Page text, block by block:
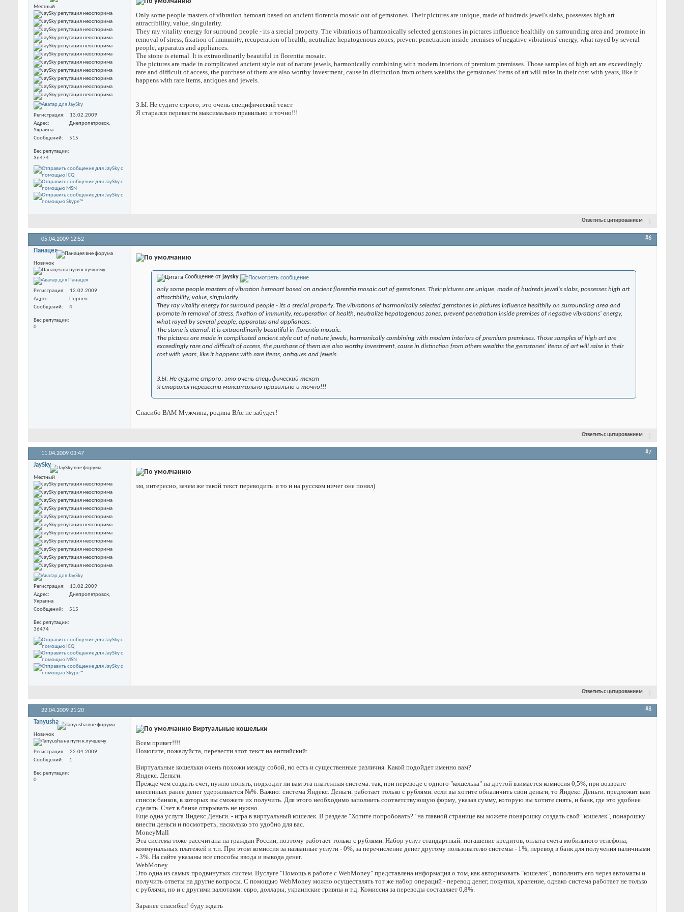
Местный
Регистрация
13.02.2009
Адрес
Днепропетровск,
Украина
Сообщений
515
Вес репутации
36474
Only some people masters of vibration hemoart based on ancient florentia mosaic out of gemstones. Their pictures are unique, made of hudreds jewel's slabs, possesses high art
attractibility, value, singularity.
They ray vitality energy for surround people - its a srecial property. The vibrations of harmonically selected gemstones in pictures influence healthily on surrounding area and promote in
removal of stress, fixation of immunity, recuperation of health, neutralize hepatogenous zones, prevent penetration inside premises of negative vibrations' energy, what rayed by several
people, apparatus and appliances.
The stone is eternal. It is extraordinarily beautiful in florentia mosaic.
The pictures are made in complicated ancient style out of nature jewels, harmonically combining with modern interiors of premium premisses. Those samples of high art are exceedingly
rare and difficult of access, the purchase of them are also worthy investment, cause in distinction from others wealths the gemstones' items of art will raise in their cost with years, like it
happens with rare items, antiques and jewels.
З.Ы. Не судите строго, это очень специфический текст
Я старался перевести максимально правильно и точно!!!
Ответить с цитированием
05.04.2009 12:52 #6
Панацея
Новичок
Регистрация
12.02.2009
Адрес
Порнео
Сообщений
4
Вес репутации
0
Сообщение от jaysky
only some people masters of vibration hemoart based on ancient florentia mosaic out of gemstones. Their pictures are unique, made of hudreds jewel's slabs, possesses high art
attractibility, value, singularity.
They ray vitality energy for surround people - its a srecial property. The vibrations of harmonically selected gemstones in pictures influence healthily on surrounding area and
promote in removal of stress, fixation of immunity, recuperation of health, neutralize hepatogenous zones, prevent penetration inside premises of negative vibrations' energy,
what rayed by several people, apparatus and appliances.
The stone is eternal. It is extraordinarily beautiful in florentia mosaic.
The pictures are made in complicated ancient style out of nature jewels, harmonically combining with modern interiors of premium premisses. Those samples of high art are
exceedingly rare and difficult of access, the purchase of them are also worthy investment, cause in distinction from others wealths the gemstones' items of art will raise in their
cost with years, like it happens with rare items, antiques and jewels.
З.Ы. Не судите строго, это очень специфический текст
Я старался перевести максимально правильно и точно!!!
Спасибо ВАМ Мужчина, родина ВАс не забудет!
Ответить с цитированием
11.04.2009 03:47 #7
JaySky
Местный
Регистрация
13.02.2009
Адрес
Днепропетровск,
Украина
Сообщений
515
Вес репутации
36474
эм, интересно, зачем же такой текст переводить я то и на русском ничег оне понял)
Ответить с цитированием
22.04.2009 21:20 #8
Tanyusha
Новичок
Регистрация
22.04.2009
Сообщений
1
Вес репутации
0
Виртуальные кошельки
Всем привет!!!!
Помогите, пожалуйста, перевести этот текст на английский:
Виртуальные кошельки очень похожи между собой, но есть и существенные различия. Какой подойдет именно вам?
Яндекс. Деньги.
Прежде чем создать счет, нужно понять, подходит ли вам эта платежная система. так, при переводе с одного "кошелька" на другой взимается комиссия 0,5%, при возврате
внесенных ранее денег удерживается №%. Важно: система Яндекс. Деньги. работает только с рублями. если вы хотите обналичить свои деньги, то Яндекс. Деньги. предложит вам
список банков, в которых вы сможете их получить. Для этого необходимо заполнить соответствующую форму, указав сумму, которую вы хотите снять, и банк, где это удобнее
сделать. Счет в банке открывать не нужно.
Еще одна услуга Яндекс.Деньги. - игра в виртуальный кошелек. В разделе "Хотите попробовать?" на главной странице вы можете понарошку создать свой "кошелек", понарошку
внести деньги и посмотреть, насколько это удобно для вас.
MoneyMall
Эта система тоже рассчитана на граждан России, поэтому работает только с рублями. Набор услуг стандартный: погашение кредитов, оплата счета мобильного телефона,
коммунальных платежей и т.п. При этом комиссия за названные услуги - 0%, за перечисление денег другому пользователю системы - 1%, перевод в банк для получения наличными
- 3%. На сайте указаны все способы ввода и вывода денег.
WebMoney
Это одна из самых продвинутых систем. Вуслуге "Помощь в работе с WebMoney" представлена информация о том, как авторизовать "кошелек", пополнить его через автоматы и
получить ответы на другие вопросы. С помощью WebMoney можно осуществлять тот же набор операций - перевод денег, покупки, хранение, однако система работает не только
с рублями, но и с другими валютами: евро, доллары, украинские гривны и т.д. Комиссия за переводы составляет 0,8%.
Заранее спасибки! буду ждать